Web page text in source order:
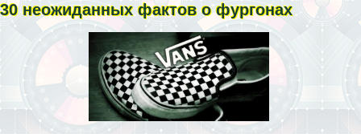
30 неожиданных фактов о фургонах